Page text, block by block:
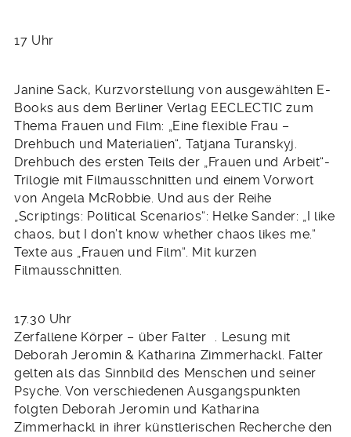
17 Uhr
Janine Sack, Kurzvorstellung von ausgewählten E-
Books aus dem Berliner Verlag EECLECTIC zum
Thema Frauen und Film: „Eine flexible Frau –
Drehbuch und Materialien“, Tatjana Turanskyj.
Drehbuch des ersten Teils der „Frauen und Arbeit“-
Trilogie mit Filmausschnitten und einem Vorwort
von Angela McRobbie. Und aus der Reihe
„Scriptings: Political Scenarios“: Helke Sander: „I like
chaos, but I don’t know whether chaos likes me.“
Texte aus „Frauen und Film“. Mit kurzen
Filmausschnitten.
17.30 Uhr
Zerfallene Körper – über Falter . Lesung mit
Deborah Jeromin & Katharina Zimmerhackl. Falter
gelten als das Sinnbild des Menschen und seiner
Psyche. Von verschiedenen Ausgangspunkten
folgten Deborah Jeromin und Katharina
Zimmerhackl in ihrer künstlerischen Recherche den